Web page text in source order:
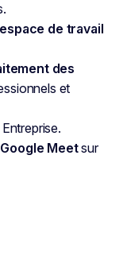
de travail
des
et
Meetsur